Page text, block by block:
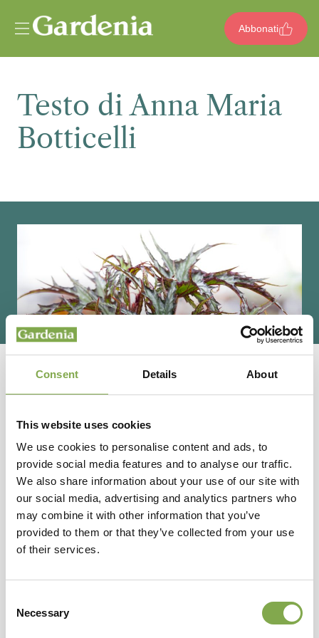
Consent Details About
This website uses cookies
We use cookies to personalise content and ads, to
provide social media features and to analyse our traffic.
We also share information about your use of our site with
our social media, advertising and analytics partners who
may combine it with other information that you’ve
provided to them or that they’ve collected from your use
of their services.
Selection
Necessary
Abbonati
Testo di Anna Maria
Botticelli
Come coltivare le begonie
da foglia, belle come fiori
PIANTE E FIORI
Caratteristiche di un genere ampio e decorativo,
ideale per coltivazione in casa.